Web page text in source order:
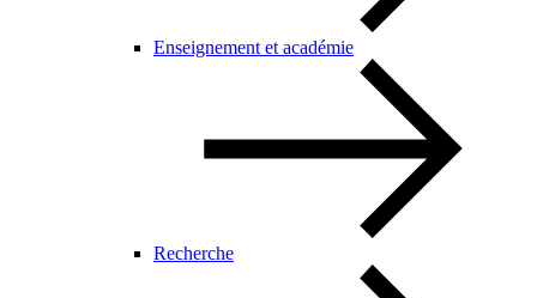
Enseignement et académie
Recherche